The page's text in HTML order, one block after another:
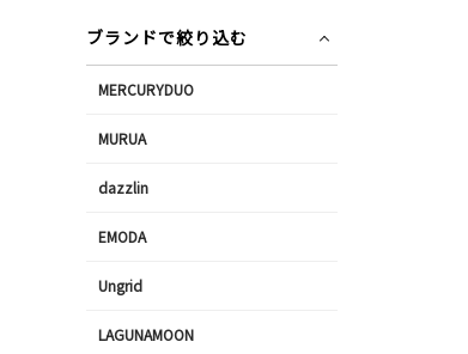
ブランドで絞り込む
MERCURYDUO
MURUA
dazzlin
EMODA
Ungrid
LAGUNAMOON